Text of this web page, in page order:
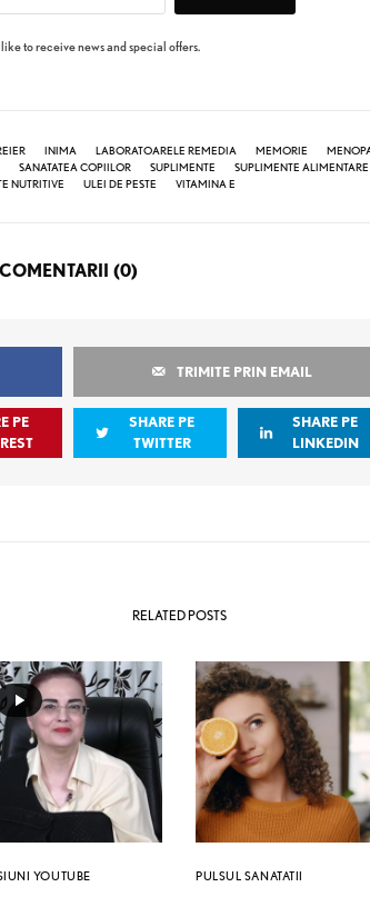
to receive news and special offers.
INIMA LABORATOARELE REMEDIA MEMORIE
SANATATEA COPIILOR SUPLIMENTE
SUPLIMENTE ALIMENTARE
NUTRITIVE ULEI DE PESTE VITAMINA E
COMENTARII (0)
TRIMITE PRIN EMAIL
PE
SHARE PE
TWITTER
SHARE PE
LINKEDIN
RELATED POSTS
YOUTUBE PULSUL SANATATII